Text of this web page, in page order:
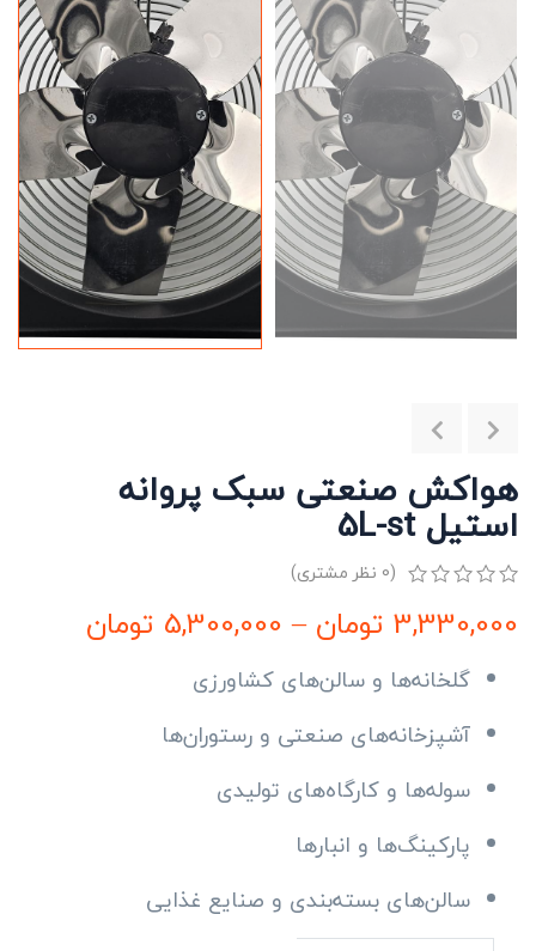
هواکش صنعتی سبک پروانه
استیل 5L-st
از
رتبه
مشتری
(
0 نظر مشتری)
3,330,000 تومان–
5,300,000 تومان
گلخانه‌ها و سالن‌های کشاورزی
آشپزخانه‌های صنعتی و رستوران‌ها
سوله‌ها و کارگاه‌های تولیدی
پارکینگ‌ها و انبارها
سالن‌های بسته‌بندی و صنایع غذایی